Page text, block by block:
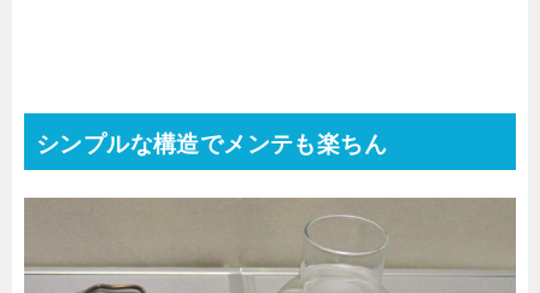
シンプルな構造でメンテも楽ちん